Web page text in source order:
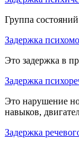
Группа
Задержка
Это задержка в
Задержка
Это нарушение
навыков,
Задержка